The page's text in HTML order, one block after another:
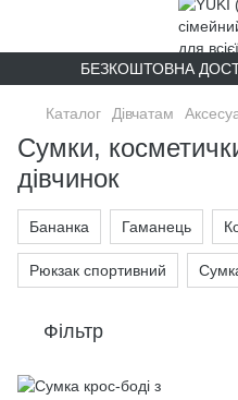
БЕЗКОШТОВНА
Каталог Дівчатам
Сумки,
дівчинок
Бананка Гаманець
Рюкзак спортивний
Фільтр